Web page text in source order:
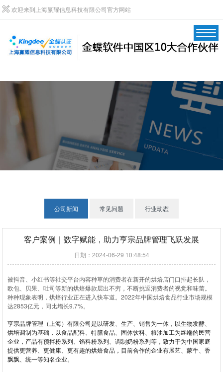
欢迎来到上海赢耀信息科技有限公司官方网站
公司新闻 常见问题 行业动态
客户案例｜数字赋能，助力亨宗品牌管理飞跃发展
日期：2024-06-29 10:48:54
被抖音、小红书等社交平台内容种草的消费者在新开的烘焙店门口排起长队，
欧包、贝果、吐司等新的烘焙爆款层出不穷，不断挑逗消费者的视觉和味蕾。
种种现象表明，烘焙行业正在进入快车道。2022年中国烘焙食品行业市场规模
达2853亿元，同比增长9.7%。
亨宗品牌管理（上海）有限公司是以研发、生产、销售为一体，以生物发酵、
烘培调制为基础，以食品配料、特膳食品、固体饮料、粮油加工为终端的民营
企业，产品有预拌粉系列、馅料粉系列、调制奶粉系列等，致力于为中国家庭
提供更营养、更健康、更有趣的烘焙食品，目前合作的企业有展艺、蒙牛、香
飘飘、统一等知名企业。